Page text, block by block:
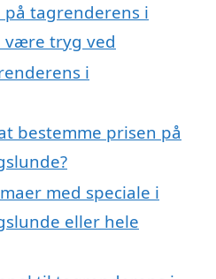
tagrenderens i
være tryg ved
i
bestemme prisen på
med speciale i
eller hele